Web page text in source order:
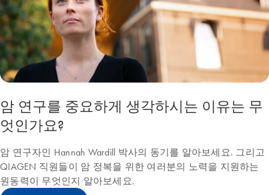
암 연구를 중요하게 생각하시는 이유는 무
엇인가요?
암 연구자인 Hannah Wardill 박사의 동기를 알아보세요. 그리고
QIAGEN 직원들이 암 정복을 위한 여러분의 노력을 지원하는
원동력이 무엇인지 알아보세요.